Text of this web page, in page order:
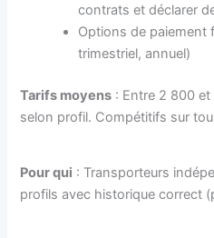
contrats et déclarer
Options de paiement
trimestriel, annuel)
Tarifs moyens : Entre 2 800
selon profil. Compétitifs sur
Pour qui : Transporteurs
profils avec historique correct